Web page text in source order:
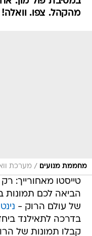
מהקהל. צפו.
מחממת מנועים / מערכת
טייסטו מאחורייך:
הביאה לכם תמונות
של עולם הרוק -
בדרכה לתאילנד
קבלו תמונות של